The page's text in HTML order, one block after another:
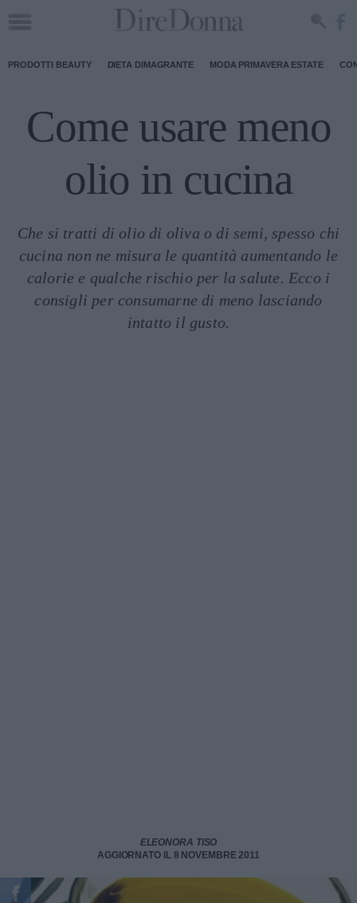
PRODOTTI BEAUTY DIETA DIMAGRANTE MODA PRIMAVERA ESTATE
Come usare meno
olio in cucina
Che si tratti di olio di oliva o di semi, spesso chi
cucina non ne misura le quantità aumentando le
calorie e qualche rischio per la salute. Ecco i
consigli per consumarne di meno lasciando
intatto il gusto.
ELEONORA TISO
AGGIORNATO IL 8 NOVEMBRE 2011